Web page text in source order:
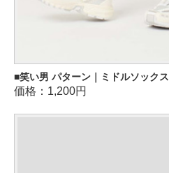
笑い男 パターン｜ミドルソックス
価格：1,200円